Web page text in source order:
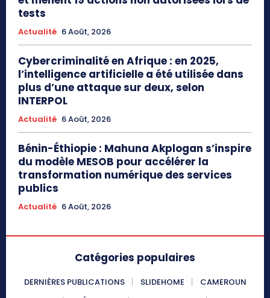
tests
Actualité 6 Août, 2026
Cybercriminalité en Afrique : en 2025,
l’intelligence artificielle a été utilisée dans
plus d’une attaque sur deux, selon
INTERPOL
Actualité 6 Août, 2026
Bénin-Éthiopie : Mahuna Akplogan s’inspire
du modèle MESOB pour accélérer la
transformation numérique des services
publics
Actualité 6 Août, 2026
Catégories populaires
DERNIÈRES PUBLICATIONS SLIDEHOME
CAMEROUN